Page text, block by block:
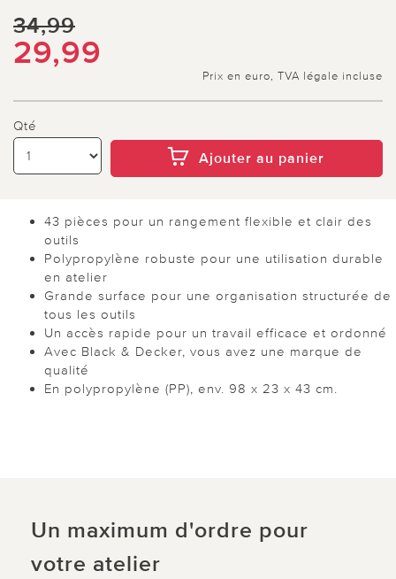
34,99
29,99
Prix en euro, TVA légale incluse
Qté
Ajouter au panier
43 pièces pour un rangement flexible et clair des
outils
Polypropylène robuste pour une utilisation durable
en atelier
Grande surface pour une organisation structurée de
tous les outils
Un accès rapide pour un travail efficace et ordonné
Avec Black & Decker, vous avez une marque de
qualité
En polypropylène (PP), env. 98 x 23 x 43 cm.
Un maximum d'ordre pour
votre atelier